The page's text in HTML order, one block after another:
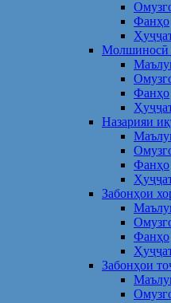
Фанҳо
Молшиносӣ
Фанҳо
Назарияи
Фанҳо
Забонҳои
Фанҳо
Забонҳои